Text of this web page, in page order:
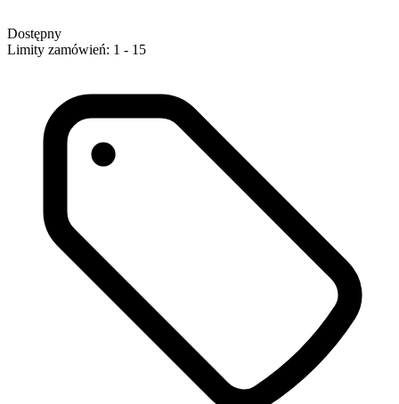
Dostępny
Limity zamówień: 1 - 15